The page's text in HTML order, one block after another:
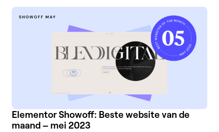
Elementor Showoff: Beste website van de
maand – mei 2023